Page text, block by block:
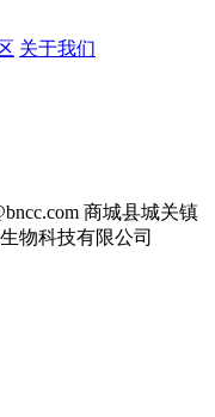
关于我们
商城县城关镇
物科技有限公司